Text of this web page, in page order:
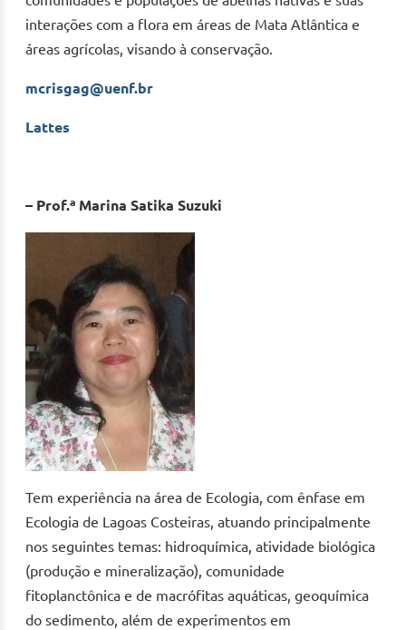
interações com a flora em áreas de Mata Atlântica e
áreas agrícolas, visando à conservação.
mcrisgag@uenf.br
Lattes
– Prof.ª Marina Satika Suzuki
Tem experiência na área de Ecologia, com ênfase em
Ecologia de Lagoas Costeiras, atuando principalmente
nos seguintes temas: hidroquímica, atividade biológica
(produção e mineralização), comunidade
fitoplanctônica e de macrófitas aquáticas, geoquímica
do sedimento, além de experimentos em